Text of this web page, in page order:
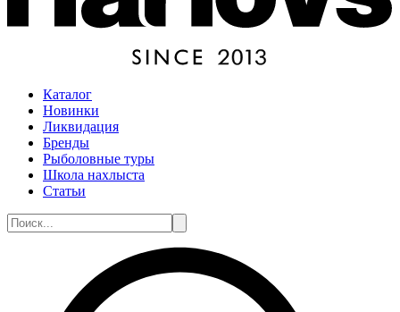
Каталог
Новинки
Ликвидация
Бренды
Рыболовные туры
Школа нахлыста
Статьи